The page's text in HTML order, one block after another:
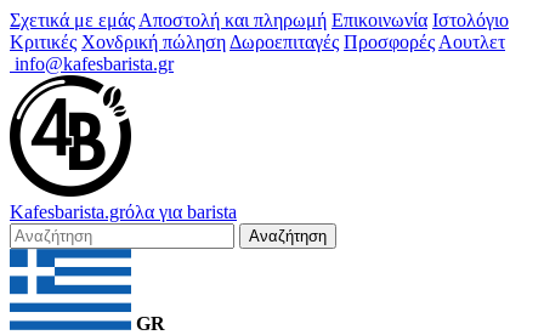
Σχετικά με εμάς Αποστολή και πληρωμή Επικοινωνία Ιστολόγιο
Κριτικές Χονδρική πώληση Δωροεπιταγές Προσφορές Αουτλετ
info@kafesbarista.gr
Kafesbarista.grόλα για barista
Αναζήτηση
GR